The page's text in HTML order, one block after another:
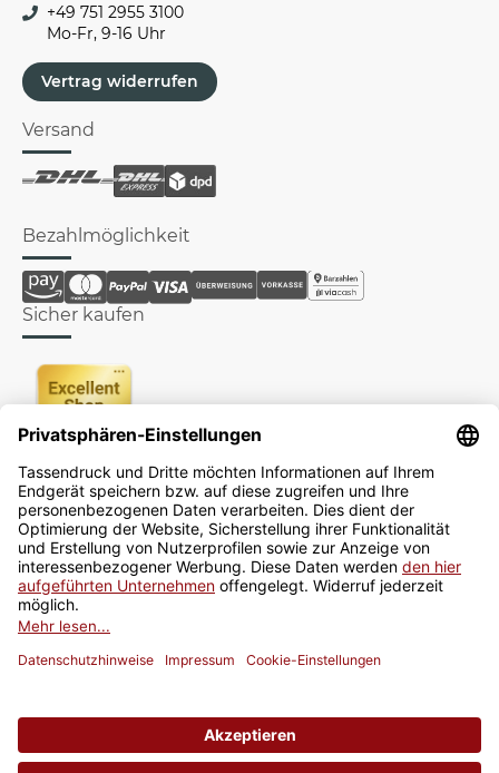
+49 751 2955 3100
Mo-Fr, 9-16 Uhr
Vertrag widerrufen
Versand
Bezahlmöglichkeit
Sicher kaufen
Newsletter